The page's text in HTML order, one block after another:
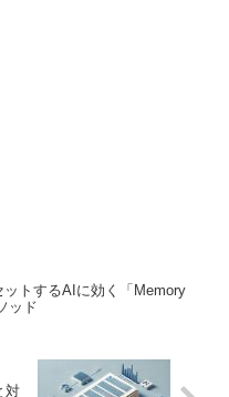
ットするAIに効く「Memory
ッド
対